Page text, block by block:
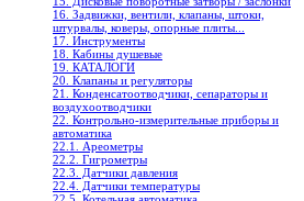
16. Задвижки, вентили, клапаны, штоки,
штурвалы, коверы, опорные плиты...
17. Инструменты
18. Кабины душевые
19. КАТАЛОГИ
20. Клапаны и регуляторы
21. Конденсатоотводчики, сепараторы и
воздухоотводчики
22. Контрольно-измерительные приборы и
автоматика
22.1. Ареометры
22.2. Гигрометры
22.3. Датчики давления
22.4. Датчики температуры